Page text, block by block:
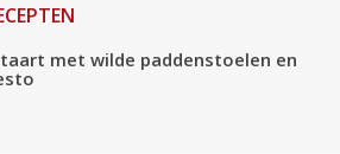
met wilde paddenstoelen en